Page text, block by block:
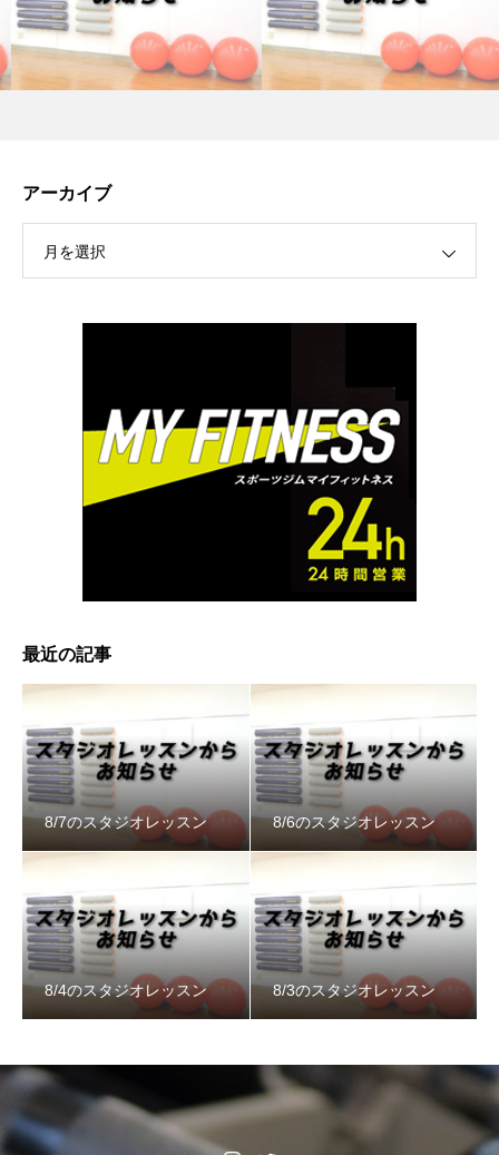
アーカイブ
月を選択
最近の記事
8/7のスタジオレッスン 8/6のスタジオレッスン
8/4のスタジオレッスン 8/3のスタジオレッスン